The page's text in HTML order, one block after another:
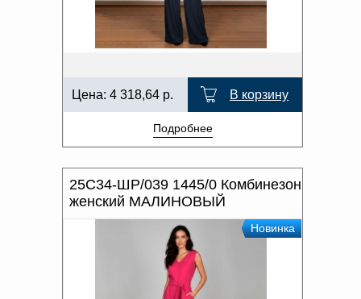
Цена: 4 318,64 р. В корзину
Подробнее
25С34-ШР/039 1445/0 Комбинезон
женский МАЛИНОВЫЙ
Новинка